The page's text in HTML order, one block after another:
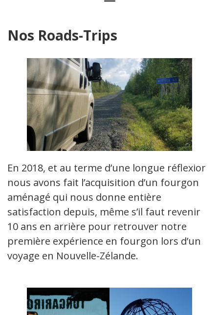
Nos Roads-Trips
En 2018, et au terme d’une longue réflexion,
nous avons fait l’acquisition d’un fourgon
aménagé qui nous donne entière
satisfaction depuis, même s’il faut revenir
10 ans en arrière pour retrouver notre
première expérience en fourgon lors d’un
voyage en Nouvelle-Zélande.